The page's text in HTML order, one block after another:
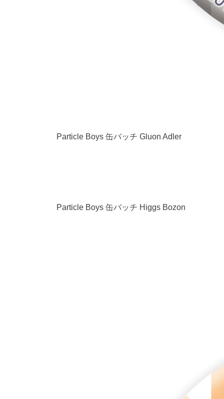
Particle Boys 缶バッチ Gluon Adler
Particle Boys 缶バッチ Higgs Bozon